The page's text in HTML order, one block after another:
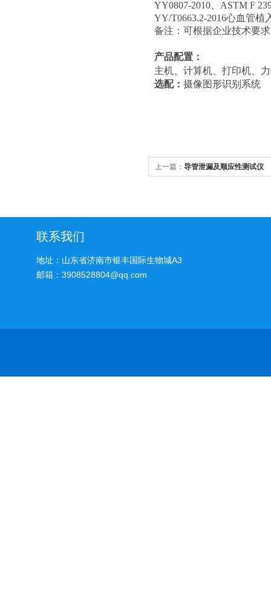
YY0807-2010、ASTM F
YY/T0663.2-2016心血管植
备注：可根据企业技术要
产品配置：
主机、计算机、打印机、
选配： 摄像图形识别系统
上一篇： 导管泄漏及顺应性测试仪
联系我们
地址：山东省济南市银丰国际生物城A3
邮箱：3908528804@qq.com